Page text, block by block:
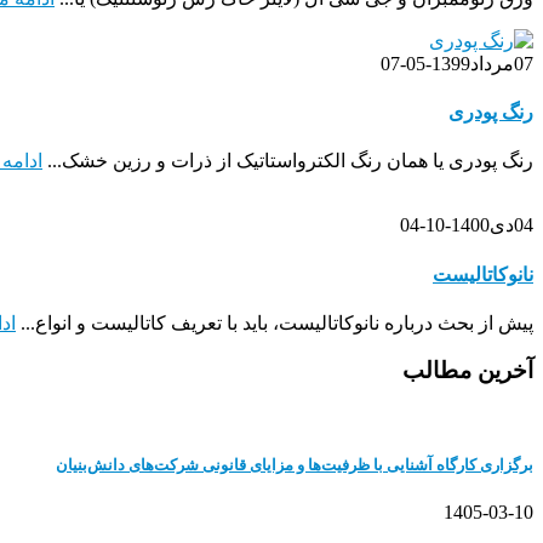
07مرداد1399-05-07
رنگ پودری
رنگ پودری یا همان رنگ الکترواستاتیک از ذرات و رزین خشک...
04دی1400-10-04
نانوکاتالیست
پیش از بحث درباره نانوکاتالیست، باید با تعریف کاتالیست و انواع...
آخرین مطالب
برگزاری کارگاه آشنایی با ظرفیت‌ها و مزایای قانونی شرکت‌های دانش‌بنیان
1405-03-10